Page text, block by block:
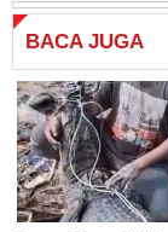
BACA JUGA